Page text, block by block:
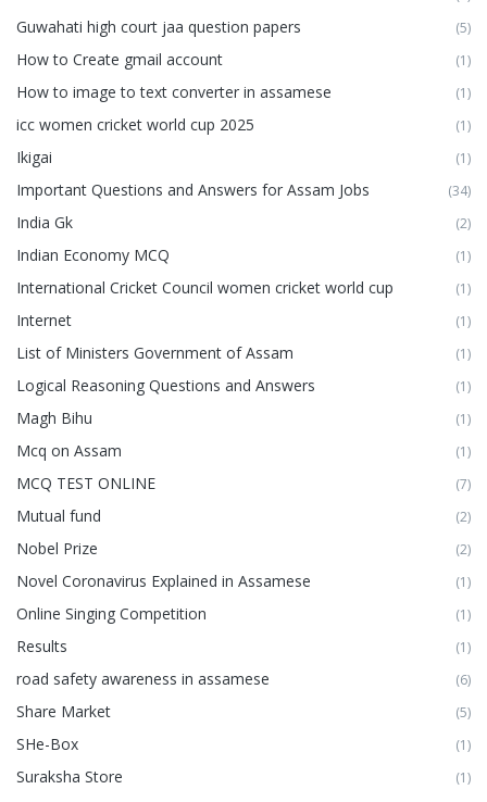
Guwahati high court jaa question papers (5)
How to Create gmail account (1)
How to image to text converter in assamese (1)
icc women cricket world cup 2025 (1)
Ikigai (1)
Important Questions and Answers for Assam Jobs (34)
India Gk (2)
Indian Economy MCQ (1)
International Cricket Council women cricket world cup (1)
Internet (1)
List of Ministers Government of Assam (1)
Logical Reasoning Questions and Answers (1)
Magh Bihu (1)
Mcq on Assam (1)
MCQ TEST ONLINE (7)
Mutual fund (2)
Nobel Prize (2)
Novel Coronavirus Explained in Assamese (1)
Online Singing Competition (1)
Results (1)
road safety awareness in assamese (6)
Share Market (5)
SHe-Box (1)
Suraksha Store (1)